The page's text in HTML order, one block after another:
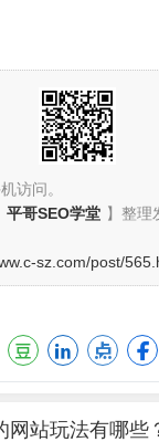
访问。
平哥SEO学堂 】整理
sz.com/post/
网站玩法有哪些